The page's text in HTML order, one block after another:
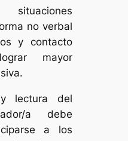
no verbal
y contacto
mayor
lectura del
a debe
a los